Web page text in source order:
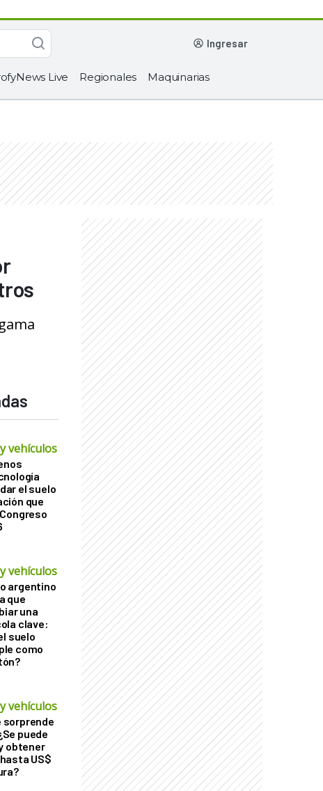
ingresar
Live Regionales Maquinarias
vehículos
el suelo
que
vehículos
argentino
que
una
clave:
suelo
como
vehículos
sorprende
puede
obtener
US$